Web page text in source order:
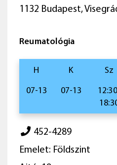
1132 Budapest,
Reumatológia
H K Sz
07-13 07-13
452-4289
Emelet: Földszint